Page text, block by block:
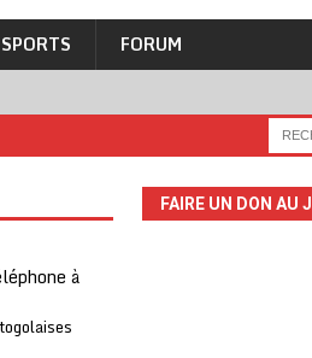
SPORTS FORUM
à
FAIRE UN DON AU